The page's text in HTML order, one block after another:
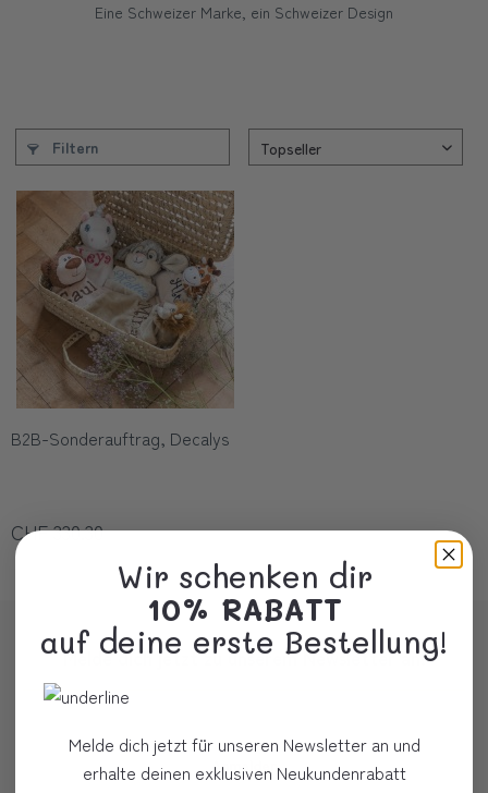
Eine Schweizer Marke, ein Schweizer Design
Filtern
B2B-Sonderauftrag, Decalys
CHF 330.30
Melde dich jetzt zu unserem Newsletter an!
Anmelden
Wir schenken dir
10% RABATT
auf deine erste Bestellung!
Melde dich jetzt für unseren Newsletter an und
erhalte deinen exklusiven Neukundenrabatt